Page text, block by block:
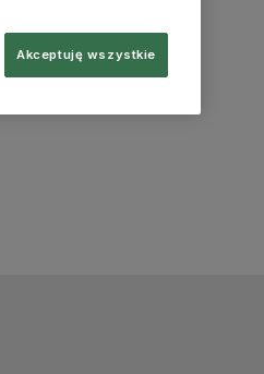
Akceptuję wszystkie